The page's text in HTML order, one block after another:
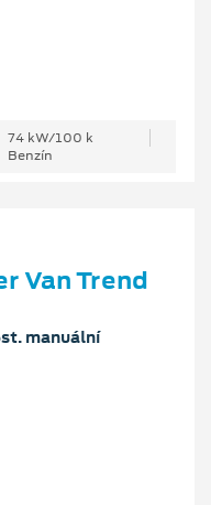
74 kW/100 k
Benzín
Van Trend
manuální